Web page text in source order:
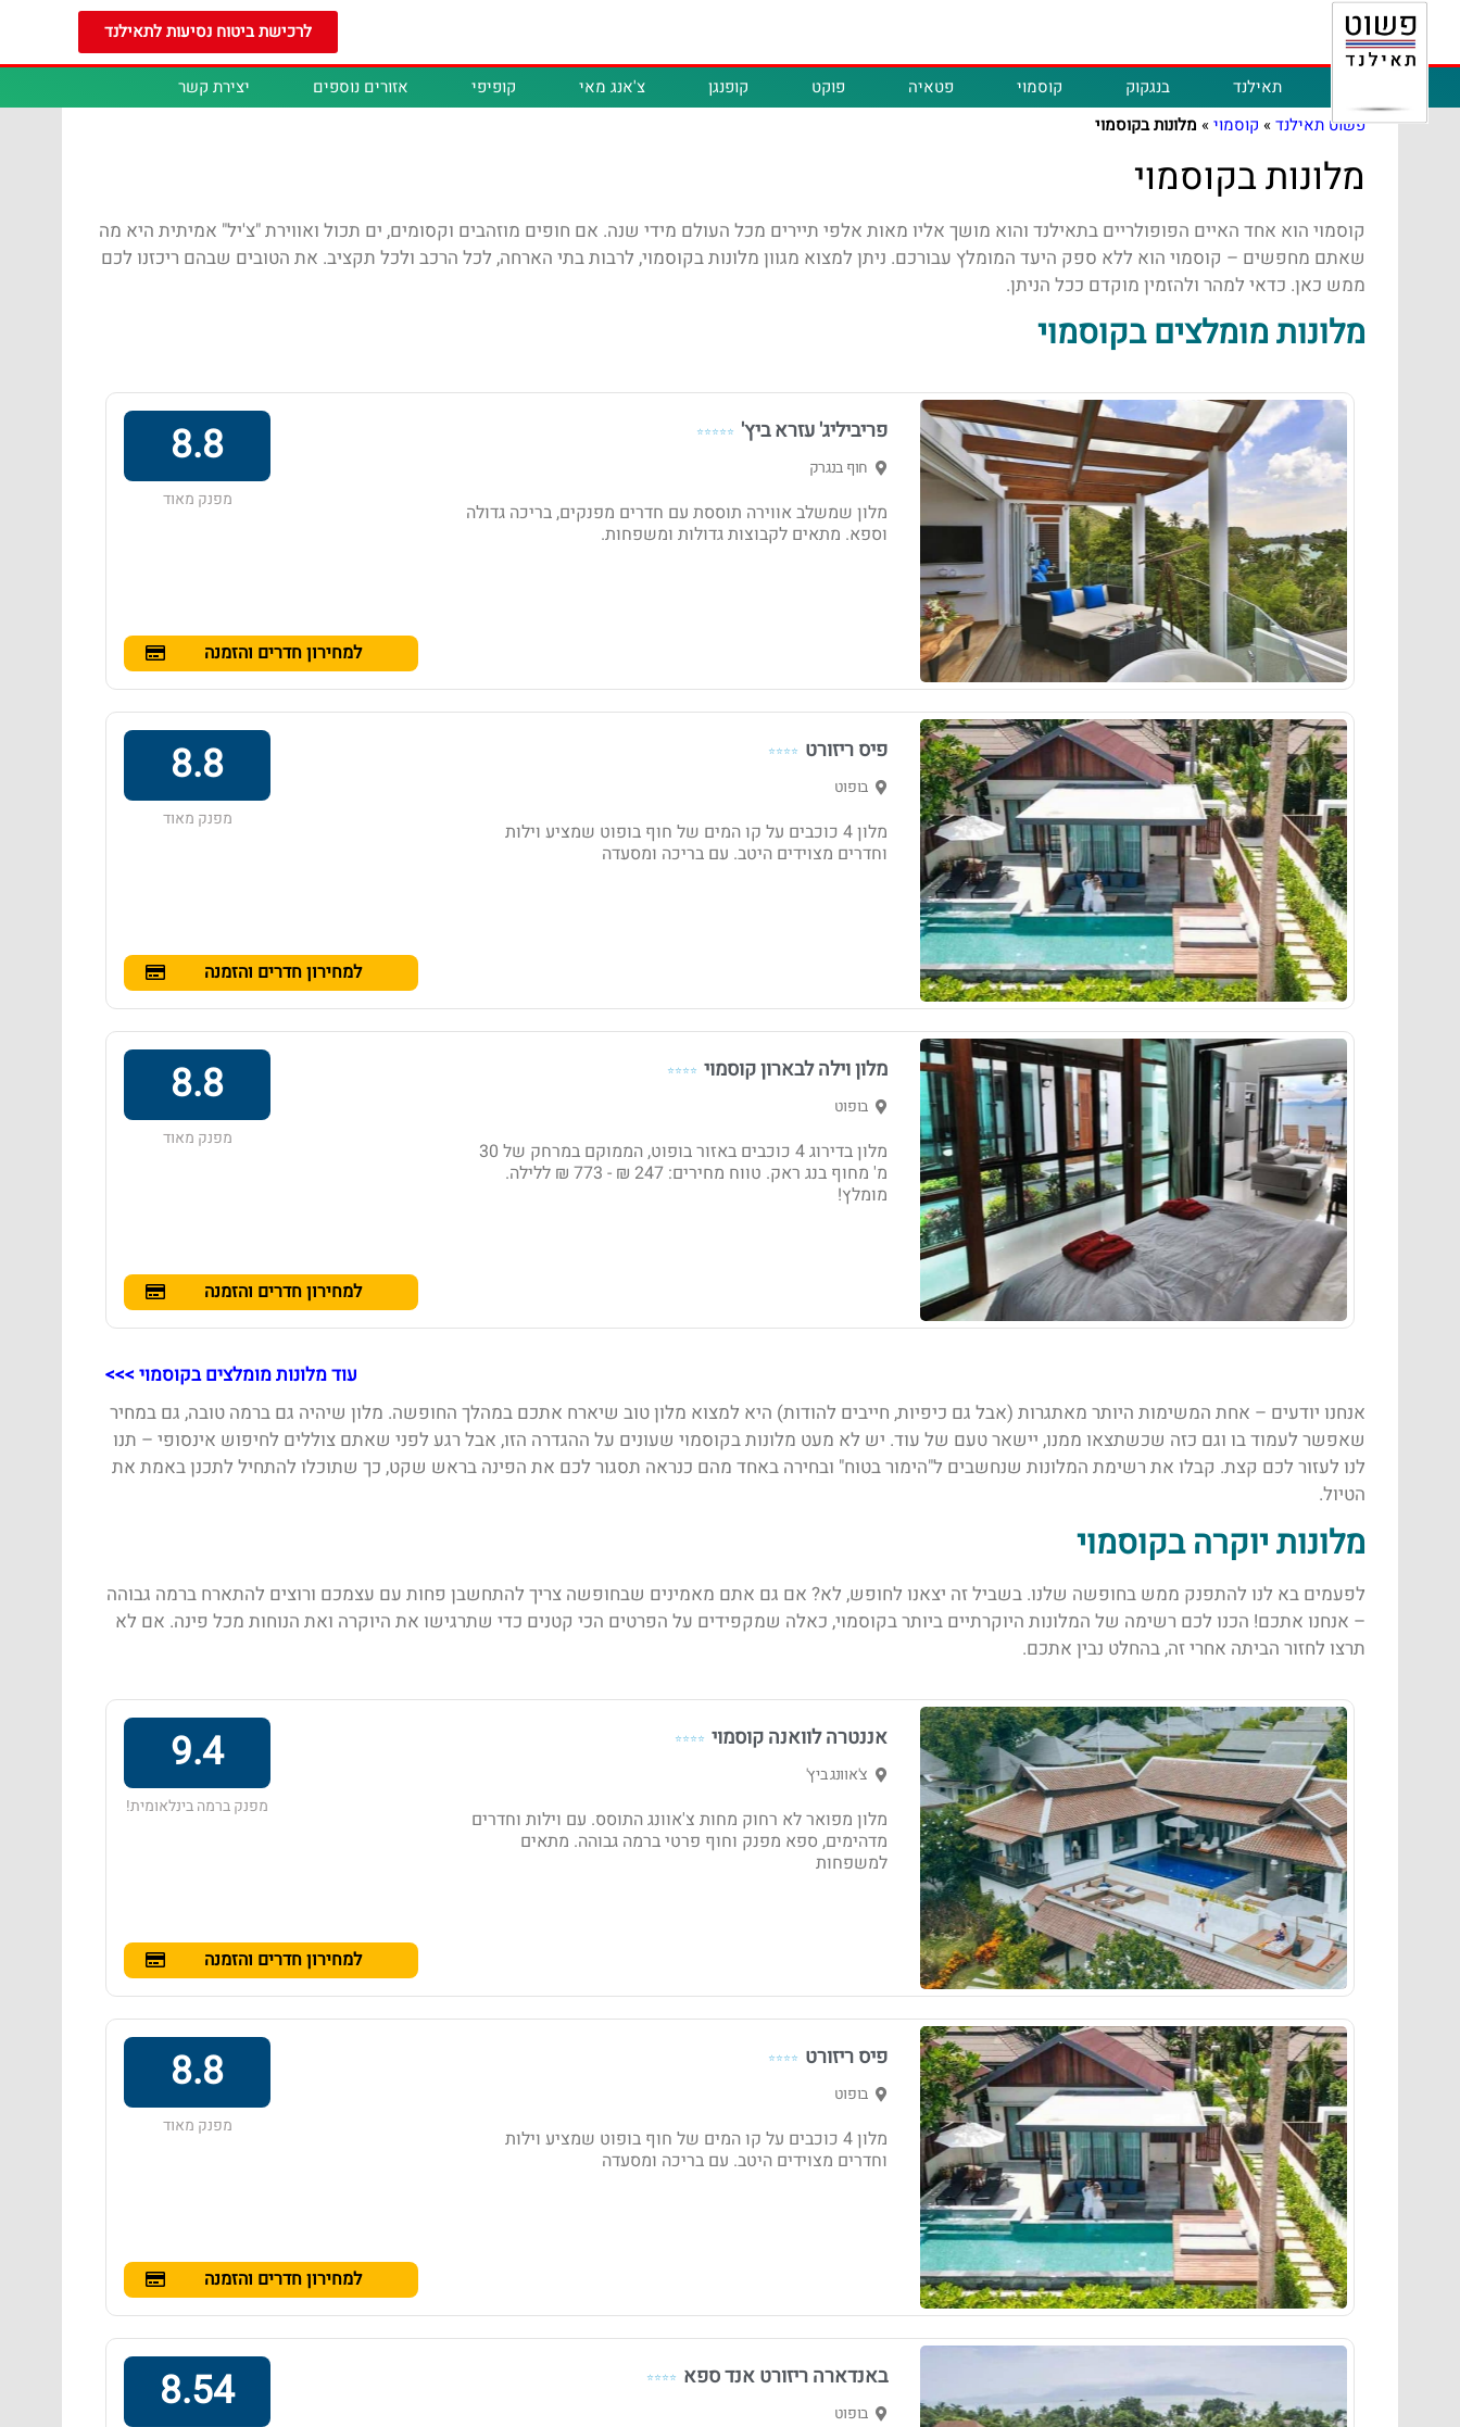
לרכישת ביטוח נסיעות לתאילנד
תאילנד בנגקוק קוסמוי פטאיה פוקט קופנגן צ'אנג מאי קופיפי אזורים נוספים
יצירת קשר
פשוט תאילנד» קוסמוי» מלונות בקוסמוי
מלונות בקוסמוי
קוסמוי הוא אחד האיים הפופולריים בתאילנד והוא מושך אליו מאות אלפי תיירים מכל העולם מידי שנה. אם חופים מוזהבים וקסומים, ים תכול ואווירת "צ'יל" אמיתית היא מה
שאתם מחפשים – קוסמוי הוא ללא ספק היעד המומלץ עבורכם. ניתן למצוא מגוון מלונות בקוסמוי, לרבות בתי הארחה, לכל הרכב ולכל תקציב. את הטובים שבהם ריכזנו לכם
ממש כאן. כדאי למהר ולהזמין מוקדם ככל הניתן.
מלונות מומלצים בקוסמוי
פריביליג' עזרא ביץ' ⭐⭐⭐⭐⭐
חוף בנגרק
מלון שמשלב אווירה תוססת עם חדרים מפנקים, בריכה גדולה
וספא. מתאים לקבוצות גדולות ומשפחות.
8.8
מפנק מאוד
למחירון חדרים והזמנה
פיס ריזורט ⭐⭐⭐⭐
בופוט
מלון 4 כוכבים על קו המים של חוף בופוט שמציע וילות
וחדרים מצוידים היטב. עם בריכה ומסעדה
8.8
מפנק מאוד
למחירון חדרים והזמנה
מלון וילה לבארון קוסמוי ⭐⭐⭐⭐
בופוט
מלון בדירוג 4 כוכבים באזור בופוט, הממוקם במרחק של 30
מ' מחוף בנג ראק. טווח מחירים: 247 ₪ - ‏773 ₪ ללילה.
מומלץ!
8.8
מפנק מאוד
למחירון חדרים והזמנה
עוד מלונות מומלצים בקוסמוי >>>
אנחנו יודעים – אחת המשימות היותר מאתגרות (אבל גם כיפיות, חייבים להודות) היא למצוא מלון טוב שיארח אתכם במהלך החופשה. מלון שיהיה גם ברמה טובה, גם במחיר
שאפשר לעמוד בו וגם כזה שכשתצאו ממנו, יישאר טעם של עוד. יש לא מעט מלונות בקוסמוי שעונים על ההגדרה הזו, אבל רגע לפני שאתם צוללים לחיפוש אינסופי – תנו
לנו לעזור לכם קצת. קבלו את רשימת המלונות שנחשבים ל"הימור בטוח" ובחירה באחד מהם כנראה תסגור לכם את הפינה בראש שקט, כך שתוכלו להתחיל לתכנן באמת את
הטיול.
מלונות יוקרה בקוסמוי
לפעמים בא לנו להתפנק ממש בחופשה שלנו. בשביל זה יצאנו לחופש, לא? אם גם אתם מאמינים שבחופשה צריך להתחשבן פחות עם עצמכם ורוצים להתארח ברמה גבוהה
– אנחנו אתכם! הכנו לכם רשימה של המלונות היוקרתיים ביותר בקוסמוי, כאלה שמקפידים על הפרטים הכי קטנים כדי שתרגישו את היוקרה ואת הנוחות מכל פינה. אם לא
תרצו לחזור הביתה אחרי זה, בהחלט נבין אתכם.
אננטרה לוואנה קוסמוי ⭐⭐⭐⭐
צ'אוונג ביץ'
מלון מפואר לא רחוק מחות צ'אוונג התוסס. עם וילות וחדרים
מדהימים, ספא מפנק וחוף פרטי ברמה גבוהה. מתאים
למשפחות
9.4
מפנק ברמה בינלאומית!
למחירון חדרים והזמנה
פיס ריזורט ⭐⭐⭐⭐
בופוט
מלון 4 כוכבים על קו המים של חוף בופוט שמציע וילות
וחדרים מצוידים היטב. עם בריכה ומסעדה
8.8
מפנק מאוד
למחירון חדרים והזמנה
באנדארה ריזורט אנד ספא ⭐⭐⭐⭐
בופוט 8.54